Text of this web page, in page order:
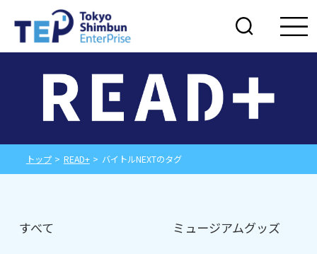
トップ > READ+ > バイトルNEXTのタグ
すべて ミュージアムグッズ